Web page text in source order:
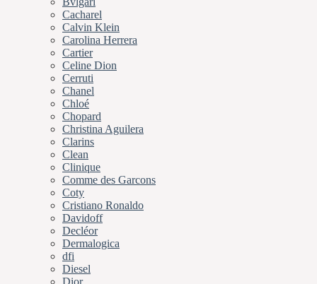
Cacharel
Calvin Klein
Carolina Herrera
Cartier
Celine Dion
Cerruti
Chanel
Chloé
Chopard
Christina Aguilera
Clarins
Clean
Clinique
Comme des Garcons
Coty
Cristiano Ronaldo
Davidoff
Decléor
Dermalogica
dfi
Diesel
Dior